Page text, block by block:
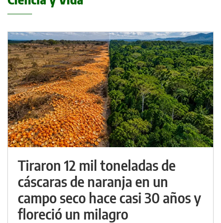
Tiraron 12 mil toneladas de
cáscaras de naranja en un
campo seco hace casi 30 años y
floreció un milagro